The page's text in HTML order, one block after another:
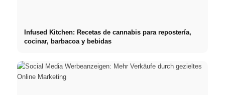
Infused Kitchen: Recetas de cannabis para repostería,
cocinar, barbacoa y bebidas